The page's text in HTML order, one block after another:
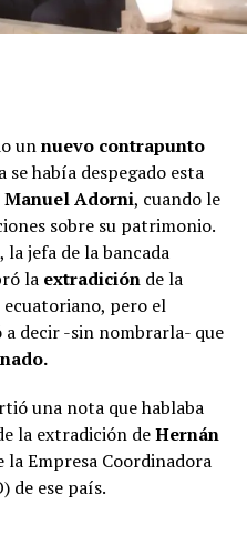
unnuevo contrapunto
se había despegado esta
Manuel Adorni, cuando le
sobre su patrimonio.
jefa de la bancada
la extradición de la
pero el
a decir -sin nombrarla- que
una nota que hablaba
la extradición deHernán
la Empresa Coordinadora
de ese país.